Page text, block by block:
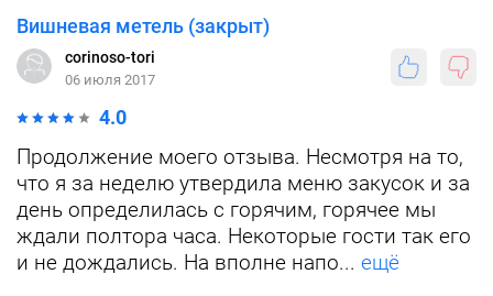
Вишневая метель (закрыт)
corinoso-tori
06 июля 2017
4.0
Продолжение моего отзыва. Несмотря на то,
что я за неделю утвердила меню закусок и за
день определилась с горячим, горячее мы
ждали полтора часа. Некоторые гости так его
и не дождались. На вполне напо... ещё